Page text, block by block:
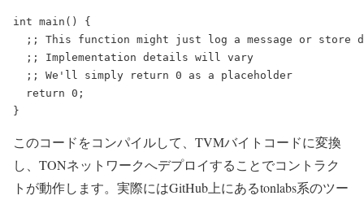
int main () {
;; This function might just log a message or store
;; Implementation details will vary
;; We'll simply return 0 as a placeholder
return 0 ;
}
このコードをコンパイルして、TVMバイトコードに変換
し、TONネットワークへデプロイすることでコントラク
トが動作します。実際にはGitHub上にあるtonlabs系のツー